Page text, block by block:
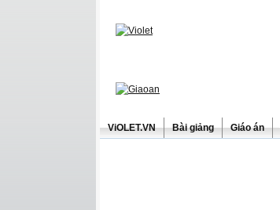
ViOLET.VN Bài giảng Giáo án